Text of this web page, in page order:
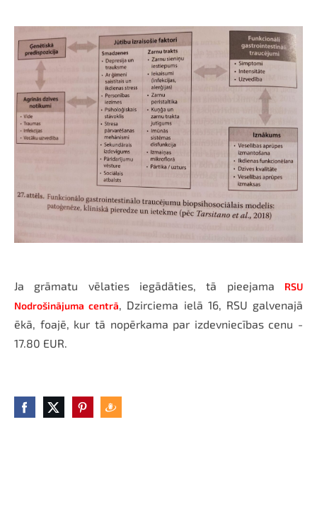
Ja grāmatu vēlaties iegādāties, tā pieejama
RSU
Nodrošinājuma centrā, Dzirciema ielā 16, RSU galvenajā
ēkā, foajē, kur tā nopērkama par izdevniecības cenu -
17.80 EUR.